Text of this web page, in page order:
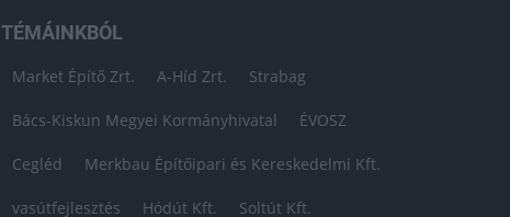
TÉMÁINKBÓL
Market Építő Zrt. A-Híd Zrt. Strabag
Bács-Kiskun Megyei Kormányhivatal ÉVOSZ
Cegléd Merkbau Építőipari és Kereskedelmi Kft.
vasútfejlesztés Hódút Kft. Soltút Kft.